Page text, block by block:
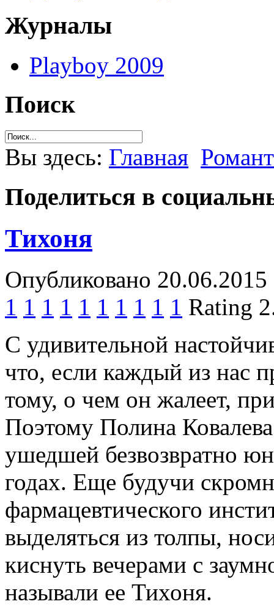
Журналы
Playboy 2009
Поиск
Вы здесь: Главная
Поделиться в
Тихоня
Опубликовано 20.06.2015
1 1 1 1 1 1 1 1 1 1 Rating
С удивительной
что, если каждый из нас
тому, о чем он жалеет,
Поэтому Полина
ушедшей безвозвратно
годах. Еще будучи
фармацевтического
выделяться из толпы,
киснуть вечерами с
называли ее Тихоня.